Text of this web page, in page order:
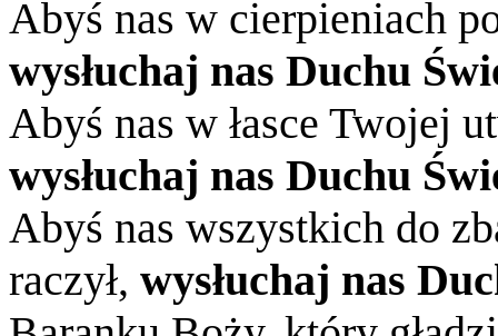
Abyś nas w cierpieniach
wysłuchaj nas Duchu
Abyś nas w łasce Twojej
wysłuchaj nas Duchu
Abyś nas wszystkich do
raczył, wysłuchaj nas